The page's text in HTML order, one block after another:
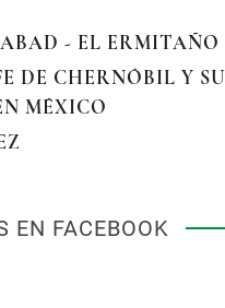
- EL ERMITAÑO
DE CHERNÓBIL Y SU
MÉXICO
EN FACEBOOK